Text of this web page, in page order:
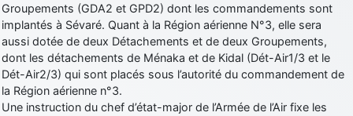
Groupements (GDA2 et GPD2) dont les commandements sont
implantés à Sévaré. Quant à la Région aérienne N°3, elle sera
aussi dotée de deux Détachements et de deux Groupements,
dont les détachements de Ménaka et de Kidal (Dét-Air1/3 et le
Dét-Air2/3) qui sont placés sous l’autorité du commandement de
la Région aérienne n°3.
Une instruction du chef d’état-major de l’Armée de l’Air fixe les